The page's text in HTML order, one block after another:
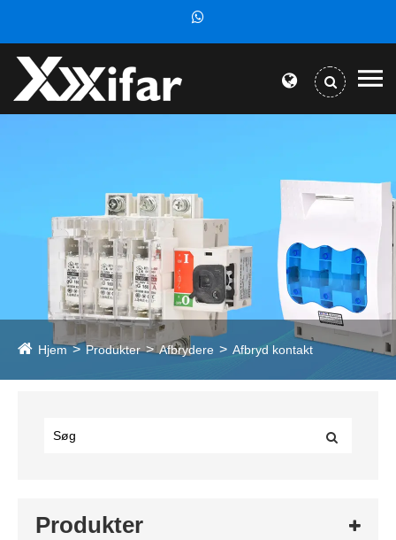
Hjem Produkter Afbrydere Afbryd kontakt
Produkter